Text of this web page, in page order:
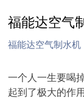
福能达空气
福能达空气制水机
一个人一生要喝
起到了极大的作